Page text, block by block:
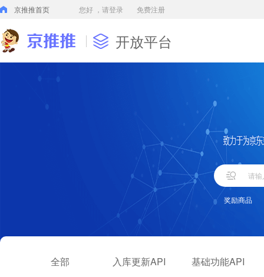
京推推首页 您好 ，请登录 免费注册
开放平台
奖励商品
全部 入库更新API 基础功能API